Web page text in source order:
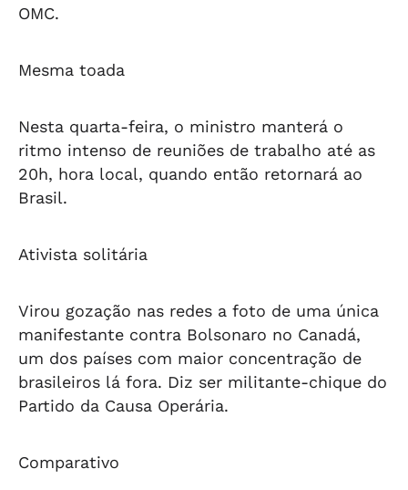
OMC.
Mesma toada
Nesta quarta-feira, o ministro manterá o
ritmo intenso de reuniões de trabalho até as
20h, hora local, quando então retornará ao
Brasil.
Ativista solitária
Virou gozação nas redes a foto de uma única
manifestante contra Bolsonaro no Canadá,
um dos países com maior concentração de
brasileiros lá fora. Diz ser militante-chique do
Partido da Causa Operária.
Comparativo